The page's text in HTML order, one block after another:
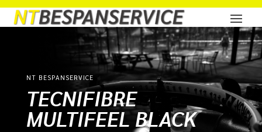
NT BESPANSERVICE
TECNIFIBRE
MULTIFEEL BLACK